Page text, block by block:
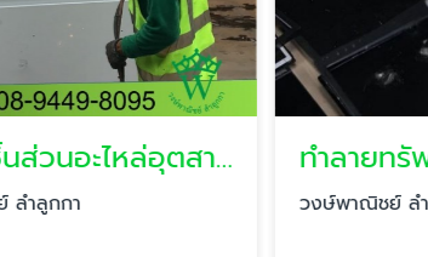
ทำลายชิ้นส่วนอะไหล่อุตสาหกรรม ทำลายทรัพย์สินไ
วงษ์พาณิชย์ ลำลูกกา